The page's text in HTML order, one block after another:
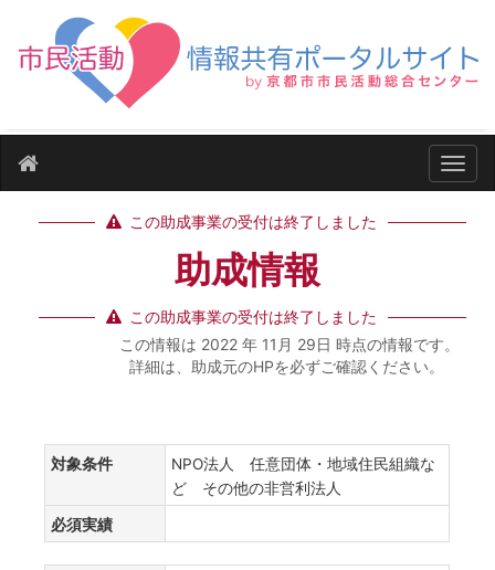
ナビ
この助成事業の受付は終了しました
助成情報
この助成事業の受付は終了しました
この情報は 2022 年 11月 29日 時点の情報です。
詳細は、助成元のHPを必ずご確認ください。
対象条件
NPO法人 任意団体・地域住民組織な
ど その他の非営利法人
必須実績